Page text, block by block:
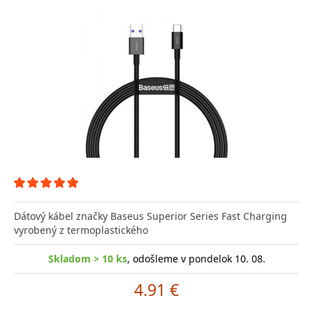
Dátový kábel značky Baseus Superior Series Fast Charging
vyrobený z termoplastického
Skladom > 10 ks, odošleme v pondelok 10. 08.
4.91 €